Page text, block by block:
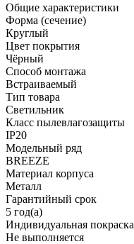
Общие характеристики
Форма (сечение)
Круглый
Цвет покрытия
Чёрный
Способ монтажа
Встраиваемый
Тип товара
Светильник
Класс пылевлагозащиты
IP20
Модельный ряд
BREEZE
Материал корпуса
Металл
Гарантийный срок
5 год(а)
Индивидуальная покраска
Не выполняется